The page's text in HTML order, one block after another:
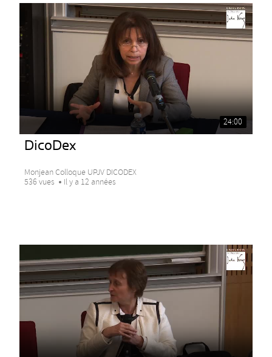
24:00
DicoDex
Monjean Colloque UPJV DICODEX
536 vues
Il y a 12 années